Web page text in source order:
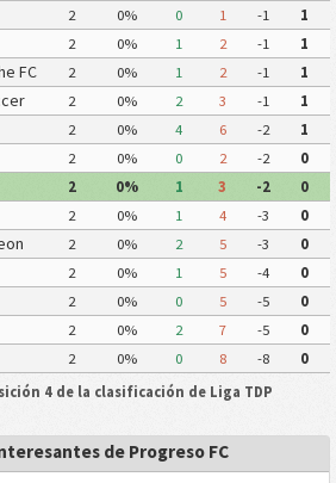
2 0% 0 1 -1
1
2 0% 1 2 -1
1
FC 2 0% 1 2 -1
1
2 0% 2 3 -1
1
2 0% 4 6 -2
1
2 0% 0 2 -2
0
2 0% 1 3 -2
0
2 0% 1 4 -3
0
2 0% 2 5 -3
0
2 0% 1 5 -4
0
2 0% 0 5 -5
0
2 0% 2 7 -5
0
2 0% 0 8 -8
0
4 de la clasificación de Liga TDP
de Progreso FC